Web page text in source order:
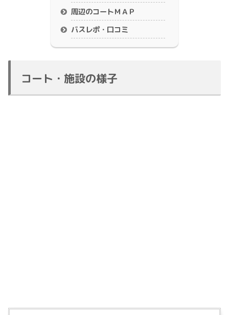
周辺のコートＭＡＰ
バスレポ・口コミ
コート・施設の様子